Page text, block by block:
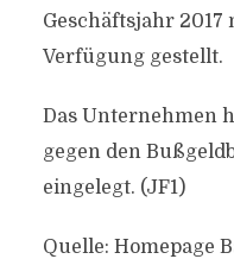
Geschäftsjahr
Verfügung gestellt.
Das Unternehmen
gegen den
eingelegt. (JF1)
Quelle: Homepage